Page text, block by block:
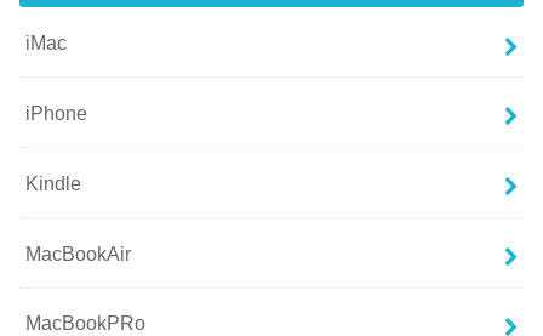
iMac
iPhone
Kindle
MacBookAir
MacBookPRo